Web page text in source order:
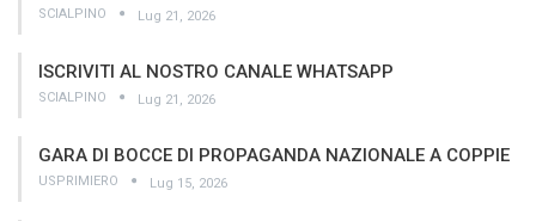
SCIALPINO Lug 21, 2026
ISCRIVITI AL NOSTRO CANALE WHATSAPP
SCIALPINO Lug 21, 2026
GARA DI BOCCE DI PROPAGANDA NAZIONALE A COPPIE
USPRIMIERO Lug 15, 2026